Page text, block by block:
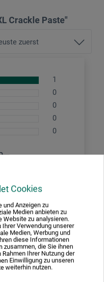
Cookies
und Anzeigen zu
Medien anbieten zu
Website zu analysieren.
Verwendung unserer
Medien, Werbung und
diese Informationen
zusammen, die Sie ihnen
Ihrer Nutzung der
Einwilligung zu unseren
weiterhin nutzen.
Crackle Paste"
1
0
0
0
0
18.07.2023